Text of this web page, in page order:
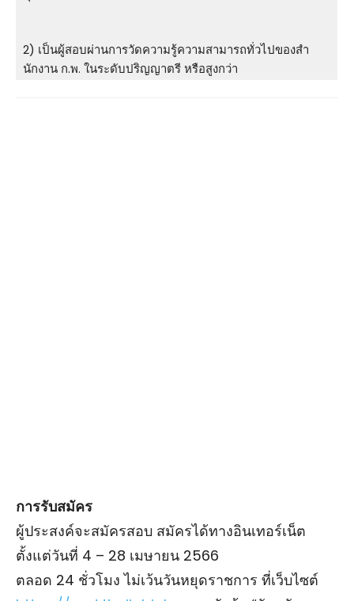
2) เป็นผู้สอบผ่านการวัดความรู้ความสามารถทั่วไปของสํา
นักงาน ก.พ. ในระดับปริญญาตรี หรือสูงกว่า
การรับสมัคร
ผู้ประสงค์จะสมัครสอบ สมัครได้ทางอินเทอร์เน็ต
ตั้งแต่วันที่ 4 – 28 เมษายน 2566
ตลอด 24 ชั่วโมง ไม่เว้นวันหยุดราชการ ที่เว็บไซต์